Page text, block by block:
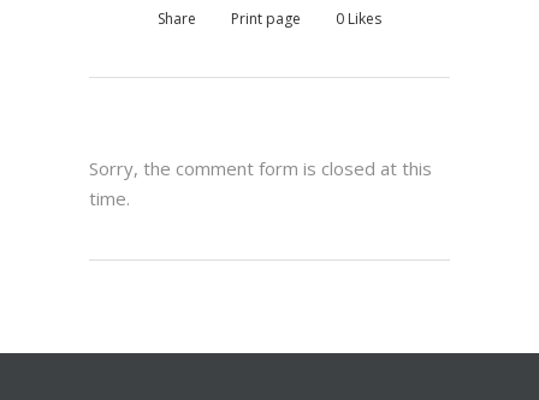
Share Print page 0 Likes
Sorry, the comment form is closed at this
time.